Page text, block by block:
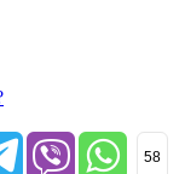
58